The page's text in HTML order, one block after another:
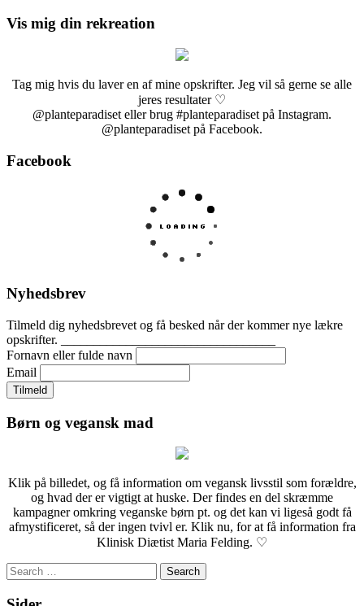
Vis mig din rekreation
Tag mig hvis du laver en af mine opskrifter. Jeg vil så gerne se alle
jeres resultater ♡
@planteparadiset eller brug #planteparadiset på Instagram.
@planteparadiset på Facebook.
Facebook
Nyhedsbrev
Tilmeld dig nyhedsbrevet og få besked når der kommer nye lækre
opskrifter. _________________________________
Fornavn eller fulde navn
Email
Børn og vegansk mad
Klik på billedet, og få information om vegansk livsstil som forældre,
og hvad der er vigtigt at huske. Der findes en del skræmme
kampagner omkring veganske børn pt. og det kan vi ligeså godt få
afmystificeret, så der ingen tvivl er. Klik nu, for at få information fra
Klinisk Diætist Maria Felding. ♡
Search
for: